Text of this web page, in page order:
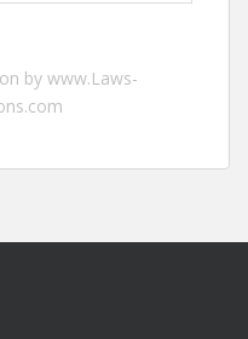
by www.Laws-